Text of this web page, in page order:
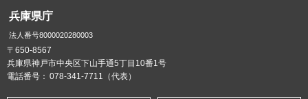
兵庫県庁
法人番号8000020280003
〒650-8567
兵庫県神戸市中央区下山手通5丁目10番1号
電話番号： 078-341-7711（代表）